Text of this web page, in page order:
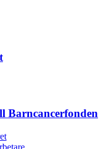
Barncancerfonden